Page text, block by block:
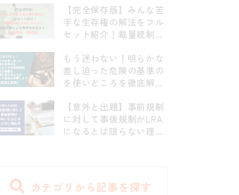
験・司法試験には対応で
きないことを解説します
【京都府学連・住基ネッ
早稲田大学江沢民事件・
指紋押捺事件】
【完全保存版】みんな苦
手な生存権の解法をフル
セット紹介！裁量統制の
による救済法を知ろ
う！！【立法裁量・行政
裁量】
もう迷わない！明らかな
差し迫った危険の基準の
を使いどころを徹底解
言えるようになって憲法
を制覇しよう！【合憲限
定解釈】
【意外と出題】事前規制
に対して事後規制がLRA
になるとは限らない理由
カテゴリから記事を探す